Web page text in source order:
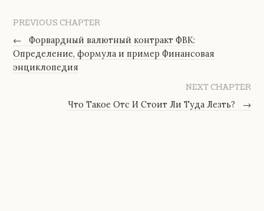
PREVIOUS CHAPTER
←
Форвардный валютный контракт ФВК:
Определение, формула и пример Финансовая
энциклопедия
NEXT CHAPTER
Что Такое Отс И Стоит Ли Туда Лезть?
→